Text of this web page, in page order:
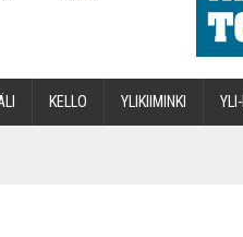
KEL­LO YLI­KII­MIN­KI YLI-II